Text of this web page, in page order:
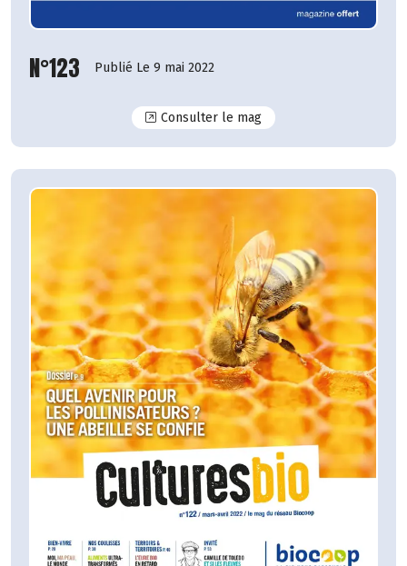
N°123 Publié Le 9 mai 2022
Consulter le magN°123